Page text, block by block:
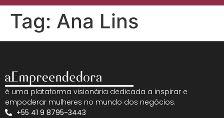
Tag: Ana Lins
é uma plataforma visionária dedicada a inspirar e
empoderar mulheres no mundo dos negócios.
+55 41 9 8795-3443